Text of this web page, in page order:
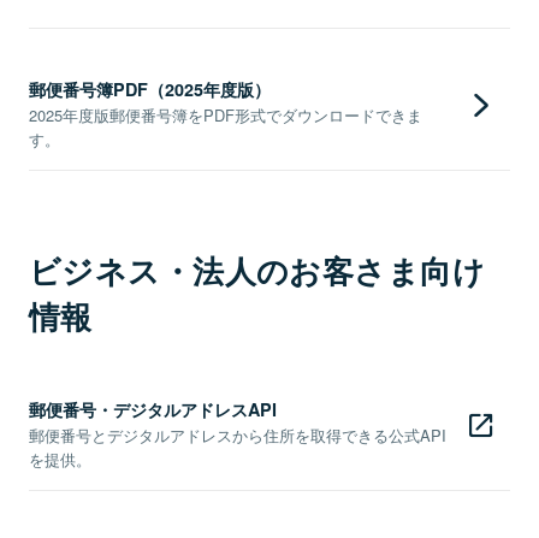
郵便番号簿PDF（2025年度版）
2025年度版郵便番号簿をPDF形式でダウンロードできま
す。
ビジネス・法人のお客さま向け
情報
郵便番号・デジタルアドレスAPI
郵便番号とデジタルアドレスから住所を取得できる公式API
を提供。